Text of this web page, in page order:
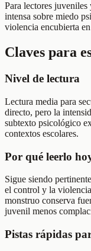
Para lectores
intensa sobre miedo
violencia encubierta
Claves para
Nivel de lectura
Lectura media para
directo, pero la
subtexto psicológico
contextos escolares.
Por qué leerlo
Sigue siendo
el control y la
monstruo conserva
juvenil menos
Pistas rápidas